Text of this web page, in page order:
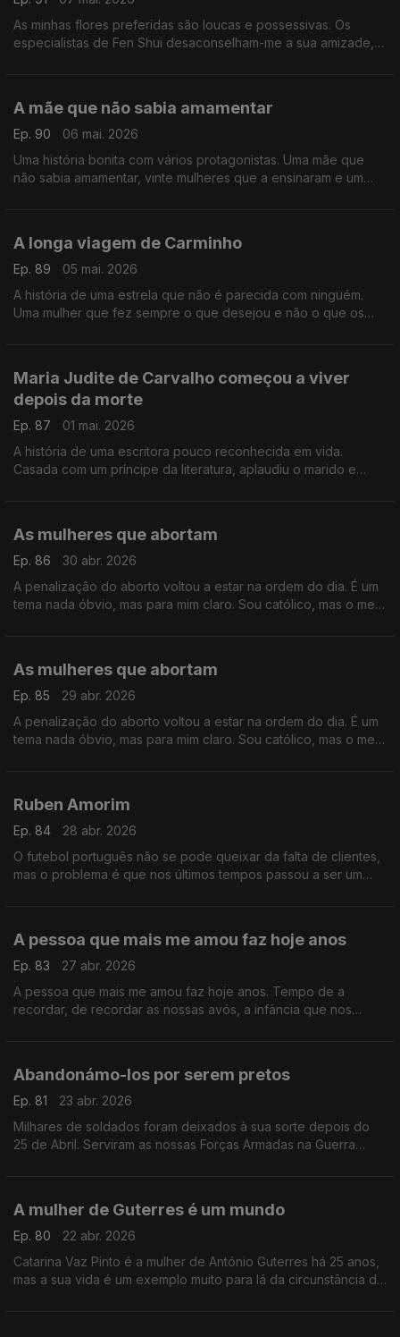
As minhas flores preferidas são loucas e possessivas. Os
especialistas de Fen Shui desaconselham-me a sua amizade,
A mãe que não sabia amamentar
Ep. 90
06 mai. 2026
Uma história bonita com vários protagonistas. Uma mãe que
não sabia amamentar, vinte mulheres que a ensinaram e um
A longa viagem de Carminho
Ep. 89
05 mai. 2026
A história de uma estrela que não é parecida com ninguém.
Uma mulher que fez sempre o que desejou e não o que os
Maria Judite de Carvalho começou a viver
depois da morte
Ep. 87
01 mai. 2026
A história de uma escritora pouco reconhecida em vida.
Casada com um príncipe da literatura, aplaudiu o marido e
As mulheres que abortam
Ep. 86
30 abr. 2026
A penalização do aborto voltou a estar na ordem do dia. É um
tema nada óbvio, mas para mim claro. Sou católico, mas o meu
As mulheres que abortam
Ep. 85
29 abr. 2026
A penalização do aborto voltou a estar na ordem do dia. É um
tema nada óbvio, mas para mim claro. Sou católico, mas o meu
Ruben Amorim
Ep. 84
28 abr. 2026
O futebol português não se pode queixar da falta de clientes,
mas o problema é que nos últimos tempos passou a ser um
A pessoa que mais me amou faz hoje anos
Ep. 83
27 abr. 2026
A pessoa que mais me amou faz hoje anos. Tempo de a
recordar, de recordar as nossas avós, a infância que nos
Abandonámo-los por serem pretos
Ep. 81
23 abr. 2026
Milhares de soldados foram deixados à sua sorte depois do
25 de Abril. Serviram as nossas Forças Armadas na Guerra
A mulher de Guterres é um mundo
Ep. 80
22 abr. 2026
Catarina Vaz Pinto é a mulher de António Guterres há 25 anos,
mas a sua vida é um exemplo muito para lá da circunstância de